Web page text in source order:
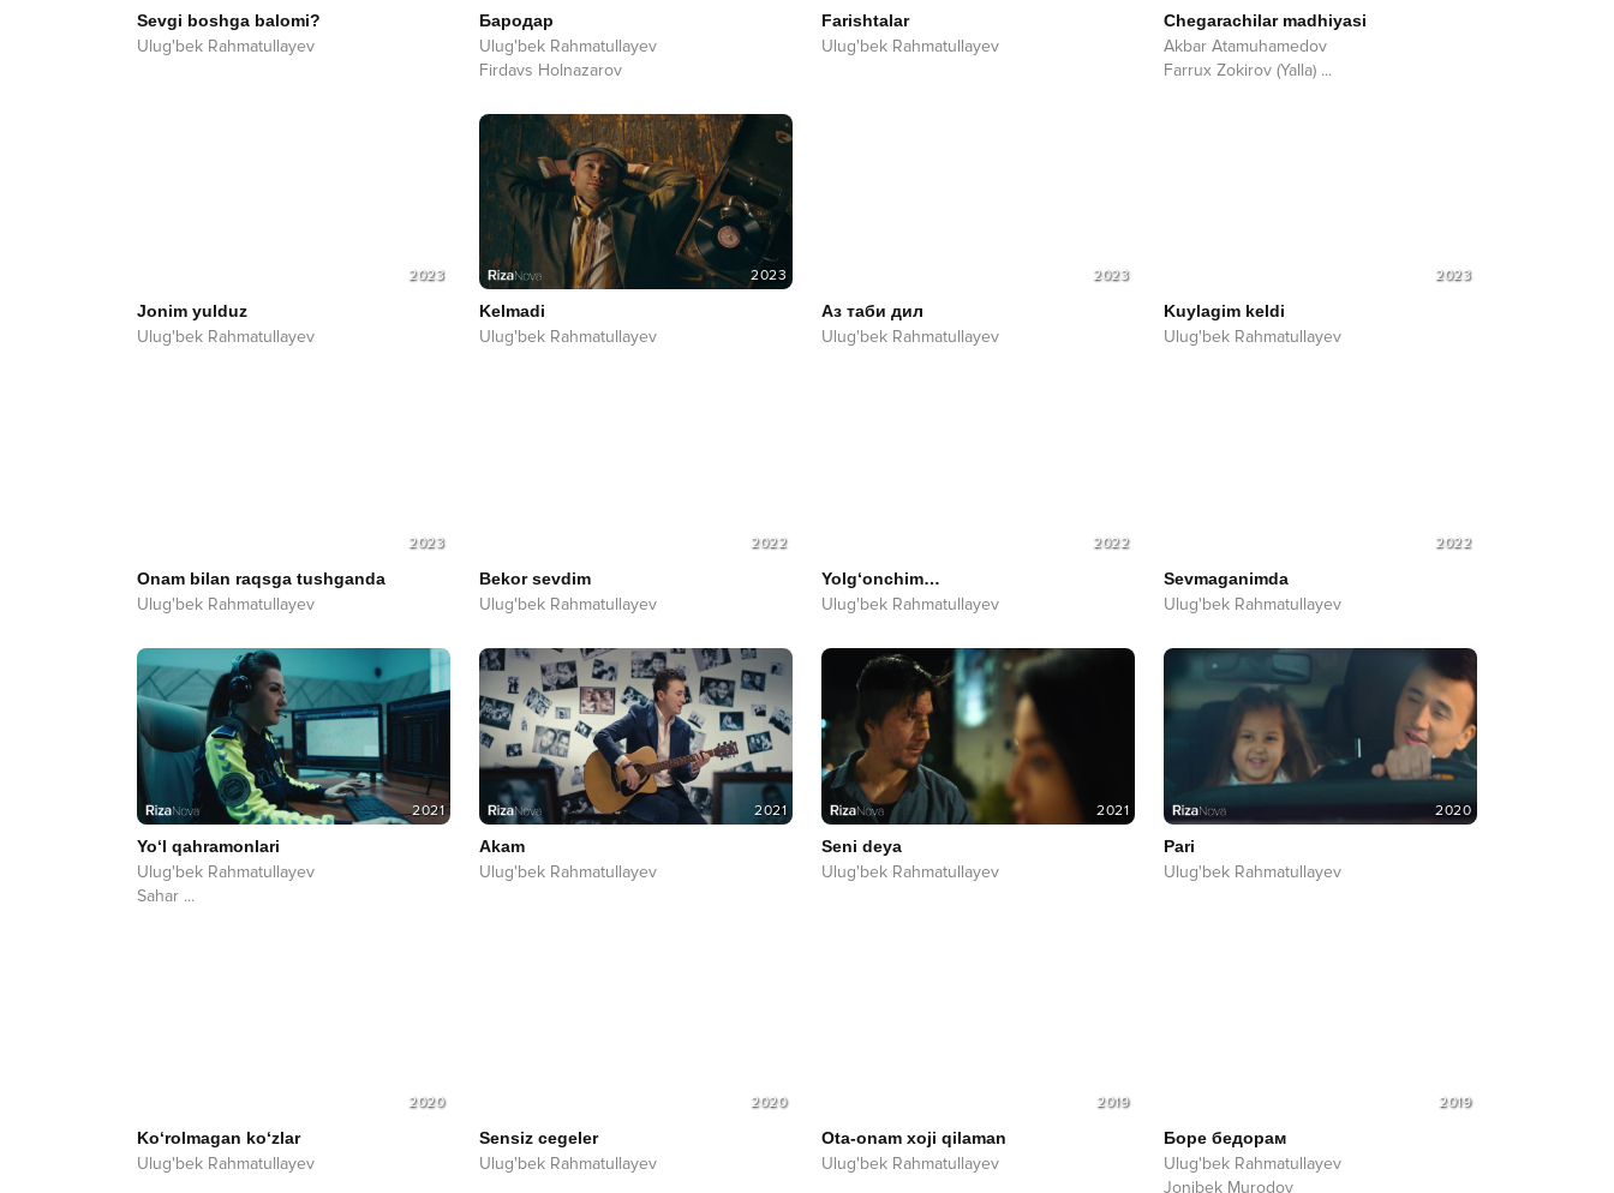
Sevgi boshga balomi?
Ulug'bek Rahmatullayev
Бародар
Ulug'bek Rahmatullayev
Firdavs Holnazarov
Farishtalar
Ulug'bek Rahmatullayev
Chegarachilar madhiyasi
Akbar Atamuhamedov
Farrux Zokirov (Yalla) ...
2023
Jonim yulduz
Ulug'bek Rahmatullayev
2023
Kelmadi
Ulug'bek Rahmatullayev
2023
Аз таби дил
Ulug'bek Rahmatullayev
2023
Kuylagim keldi
Ulug'bek Rahmatullayev
2023
Onam bilan raqsga tushganda
Ulug'bek Rahmatullayev
2022
Bekor sevdim
Ulug'bek Rahmatullayev
2022
Yolg‘onchim…
Ulug'bek Rahmatullayev
2022
Sevmaganimda
Ulug'bek Rahmatullayev
2021
Yo‘l qahramonlari
Ulug'bek Rahmatullayev
Sahar ...
2021
Akam
Ulug'bek Rahmatullayev
2021
Seni deya
Ulug'bek Rahmatullayev
2020
Pari
Ulug'bek Rahmatullayev
2020
Ko‘rolmagan ko‘zlar
Ulug'bek Rahmatullayev
2020
Sensiz cegeler
Ulug'bek Rahmatullayev
2019
Ota-onam xoji qilaman
Ulug'bek Rahmatullayev
2019
Боре бедорам
Ulug'bek Rahmatullayev
Jonibek Murodov